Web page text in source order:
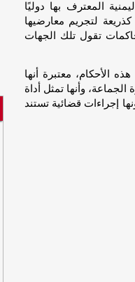
المعترف بها دوليًا
لتجريم معارضيها
تقول تلك الجهات
الأحكام، معتبرة أنها
وأنها تمثل أداة
إجراءات قضائية تستند